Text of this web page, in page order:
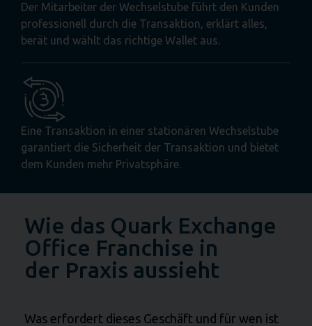
Der Mitarbeiter der Wechselstube führt den Kunden
professionell durch die Transaktion, erklärt alles,
berät und wählt das richtige Wallet aus.
Eine Transaktion in einer stationären Wechselstube
garantiert die Sicherheit der Transaktion und bietet
dem Kunden mehr Privatsphäre.
Wie das Quark Exchange
Office Franchise in
der Praxis aussieht
Was erfordert dieses Geschäft und für wen ist